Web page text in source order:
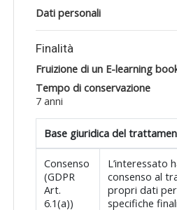
Dati personali
Finalità
Fruizione di un E-learning
Tempo di conservazione
7 anni
Base giuridica del
Consenso
(GDPR
Art.
6.1(a))
L’interessato
consenso al
propri dati
specifiche